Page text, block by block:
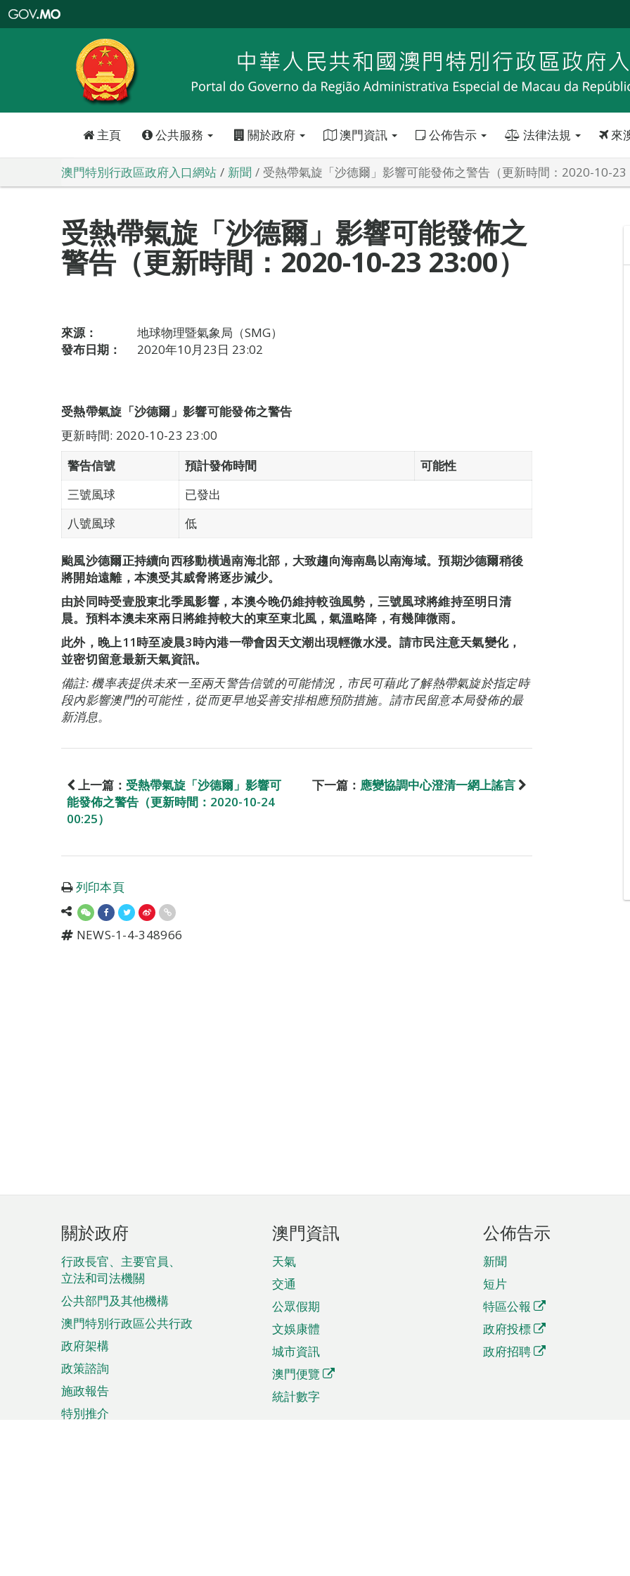
特
政
區
政
口
主頁 公共服務 關於政府 澳門資訊 公佈告示 法律法規 來
澳門特別行政區政府入口網站 新聞 受熱帶氣旋「沙德爾」影響可能發佈之警告（更新時間：2020-10-
受熱帶氣旋「沙德爾」影響可能發佈之
警告（更新時間：2020-10-23 23:00）
來源：
地球物理暨氣象局（SMG）
發布日期：
2020年10月23日 23:02
受熱帶氣旋「沙德爾」影響可能發佈之警告
更新時間: 2020-10-23 23:00
警告信號
預計發佈時間
可能性
三號風球
已發出
八號風球
低
颱風沙德爾正持續向西移動橫過南海北部，大致趨向海南島以南海域。預期沙德爾稍後
將開始遠離，本澳受其威脅將逐步減少。
由於同時受壹股東北季風影響，本澳今晚仍維持較強風勢，三號風球將維持至明日清
晨。預料本澳未來兩日將維持較大的東至東北風，氣溫略降，有幾陣微雨。
此外，晚上11時至凌晨3時內港一帶會因天文潮出現輕微水浸。請市民注意天氣變化，
並密切留意最新天氣資訊。
備註: 機率表提供未來一至兩天警告信號的可能情況，市民可藉此了解熱帶氣旋於指定時
段內影響澳門的可能性，從而更早地妥善安排相應預防措施。請市民留意本局發佈的最
新消息。
上一篇： 受熱帶氣旋「沙德爾」影響可
能發佈之警告（更新時間：2020-10-24
00:25）
下一篇： 應變協調中心澄清一網上謠言
列印本頁
NEWS-1-4-348966
頁
腳
菜
單
關於政府
行政長官、主要官員、
立法和司法機關
公共部門及其他機構
澳門特別行政區公共行政
政府架構
政策諮詢
施政報告
特別推介
澳門資訊
天氣
交通
公眾假期
文娛康體
城市資訊
澳門便覽
統計數字
公佈告示
新聞
短片
特區公報
政府投標
政府招聘